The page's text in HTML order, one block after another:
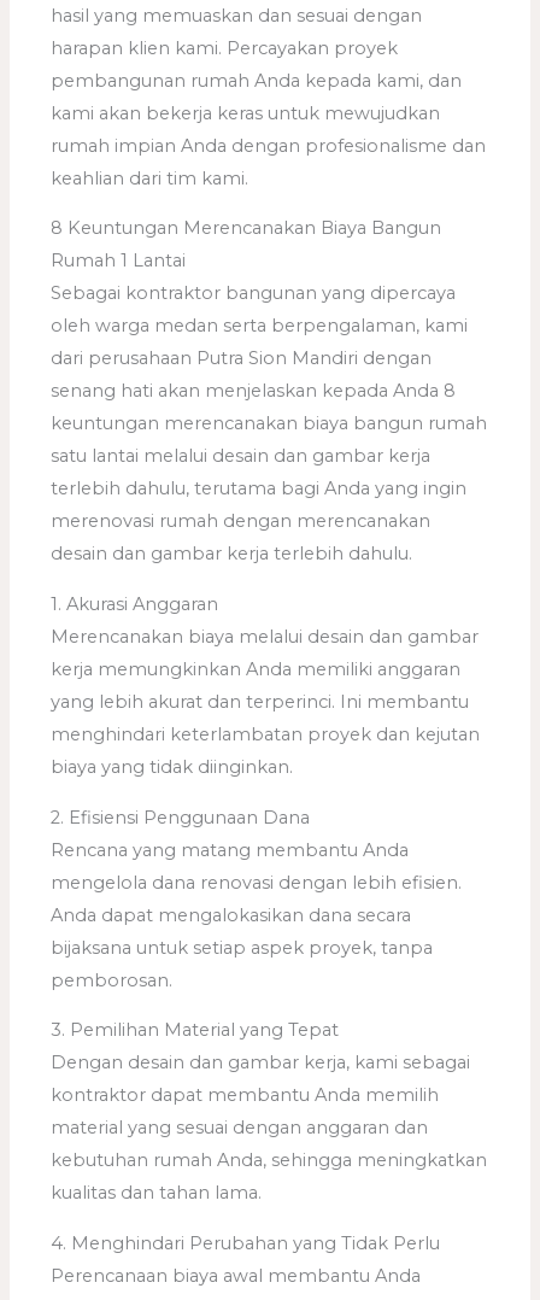
hasil yang memuaskan dan sesuai dengan
harapan klien kami. Percayakan proyek
pembangunan rumah Anda kepada kami, dan
kami akan bekerja keras untuk mewujudkan
rumah impian Anda dengan profesionalisme dan
keahlian dari tim kami.
8 Keuntungan Merencanakan Biaya Bangun
Rumah 1 Lantai
Sebagai kontraktor bangunan yang dipercaya
oleh warga medan serta berpengalaman, kami
dari perusahaan Putra Sion Mandiri dengan
senang hati akan menjelaskan kepada Anda 8
keuntungan merencanakan biaya bangun rumah
satu lantai melalui desain dan gambar kerja
terlebih dahulu, terutama bagi Anda yang ingin
merenovasi rumah dengan merencanakan
desain dan gambar kerja terlebih dahulu.
1. Akurasi Anggaran
Merencanakan biaya melalui desain dan gambar
kerja memungkinkan Anda memiliki anggaran
yang lebih akurat dan terperinci. Ini membantu
menghindari keterlambatan proyek dan kejutan
biaya yang tidak diinginkan.
2. Efisiensi Penggunaan Dana
Rencana yang matang membantu Anda
mengelola dana renovasi dengan lebih efisien.
Anda dapat mengalokasikan dana secara
bijaksana untuk setiap aspek proyek, tanpa
pemborosan.
3. Pemilihan Material yang Tepat
Dengan desain dan gambar kerja, kami sebagai
kontraktor dapat membantu Anda memilih
material yang sesuai dengan anggaran dan
kebutuhan rumah Anda, sehingga meningkatkan
kualitas dan tahan lama.
4. Menghindari Perubahan yang Tidak Perlu
Perencanaan biaya awal membantu Anda